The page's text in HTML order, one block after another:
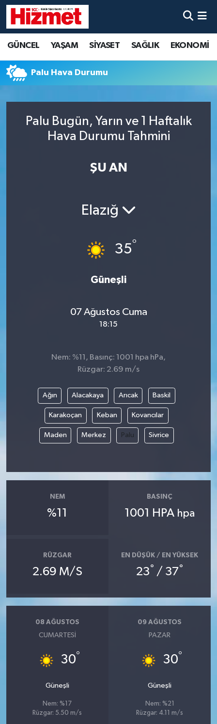
GÜNCEL YAŞAM SİYASET SAĞLIK EKONOMİ
Palu Hava Durumu
Palu Bugün, Yarın ve 1 Haftalık
Hava Durumu Tahmini
ŞU AN
Elazığ
35°
Güneşli
07 Ağustos Cuma
18:15
Nem: %11, Basınç: 1001 hpa hPa,
Rüzgar: 2.69 m/s
Ağın Alacakaya Arıcak Baskil
Karakoçan Keban Kovancılar
Maden Merkez Palu Sivrice
NEM
%11
BASINÇ
1001 HPA hpa
RÜZGAR
2.69 M/S
EN DÜŞÜK / EN YÜKSEK
23° / 37°
08 AĞUSTOS
CUMARTESI
30°
Güneşli
Nem: %17
Rüzgar: 5.50 m/s
09 AĞUSTOS
PAZAR
30°
Güneşli
Nem: %21
Rüzgar: 4.11 m/s
YAŞAM
SİYASET
EKONOMİ
Denizli Hava Durumu
Denizli Trafik Yoğunluk Haritası
Tüm Manşetler